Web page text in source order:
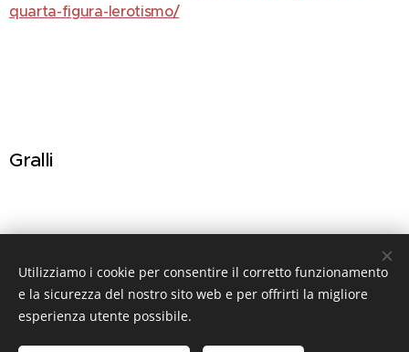
quarta-figura-lerotismo/
Gralli
Share
Utilizziamo i cookie per consentire il corretto funzionamento
e la sicurezza del nostro sito web e per offrirti la migliore
esperienza utente possibile.